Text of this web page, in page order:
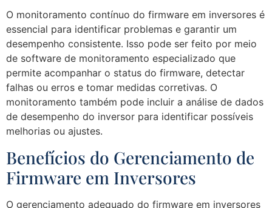
O monitoramento contínuo do firmware em inversores é
essencial para identificar problemas e garantir um
desempenho consistente. Isso pode ser feito por meio
de software de monitoramento especializado que
permite acompanhar o status do firmware, detectar
falhas ou erros e tomar medidas corretivas. O
monitoramento também pode incluir a análise de dados
de desempenho do inversor para identificar possíveis
melhorias ou ajustes.
Benefícios do Gerenciamento de
Firmware em Inversores
O gerenciamento adequado do firmware em inversores